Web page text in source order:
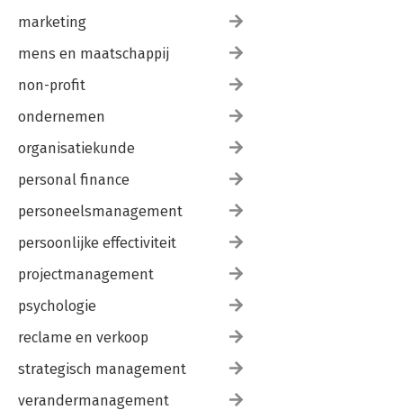
marketing
mens en maatschappij
non-profit
ondernemen
organisatiekunde
personal finance
personeelsmanagement
persoonlijke effectiviteit
projectmanagement
psychologie
reclame en verkoop
strategisch management
verandermanagement